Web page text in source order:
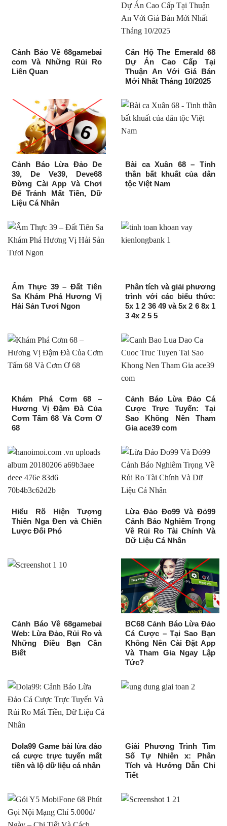
Cảnh Báo Về 68gamebai
com Và Những Rủi Ro
Liên Quan
Căn Hộ The Emerald 68
Dự Án Cao Cấp Tại
Thuận An Với Giá Bán
Mới Nhất Tháng 10/2025
Cảnh Báo Lừa Đảo De
39, De Ve39, Deve68
Đừng Cài App Và Chơi
Để Tránh Mất Tiền, Dữ
Liệu Cá Nhân
Bài ca Xuân 68 – Tinh
thần bất khuất của dân
tộc Việt Nam
Ẩm Thực 39 – Đất Tiên
Sa Khám Phá Hương Vị
Hải Sản Tươi Ngon
Phân tích và giải phương
trình với các biểu thức:
5x 1 2 36 49 và 5x 2 6 8x 1
3 4x 2 5 5
Khám Phá Cơm 68 –
Hương Vị Đậm Đà Của
Cơm Tấm 68 Và Cơm Ơ
68
Cảnh Báo Lừa Đảo Cá
Cược Trực Tuyến: Tại
Sao Không Nên Tham
Gia ace39 com
Hiểu Rõ Hiện Tượng
Thiên Nga Đen và Chiến
Lược Đối Phó
Lừa Đảo Đo99 Và Đỏ99
Cảnh Báo Nghiêm Trọng
Về Rủi Ro Tài Chính Và
Dữ Liệu Cá Nhân
Cảnh Báo Về 68gamebai
Web: Lừa Đảo, Rủi Ro và
Những Điều Bạn Cần
Biết
BC68 Cảnh Báo Lừa Đảo
Cá Cược – Tại Sao Bạn
Không Nên Cài Đặt App
Và Tham Gia Ngay Lập
Tức?
Dola99 Game bài lừa đảo
cá cược trực tuyến mất
tiền và lộ dữ liệu cá nhân
Giải Phương Trình Tìm
Số Tự Nhiên x: Phân
Tích và Hướng Dẫn Chi
Tiết